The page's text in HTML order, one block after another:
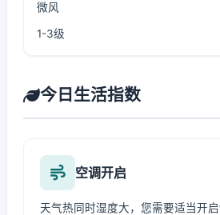
微风
1-3级
今日生活指数
空调开启
天气热同时湿度大，您需要适当开